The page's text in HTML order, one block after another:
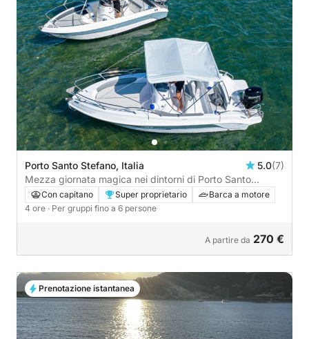
Porto Santo Stefano, Italia 5.0(7)
Mezza giornata magica nei dintorni di Porto Santo
Stefano per vivere la vera esperienza italiana
Con capitano Super proprietario
Barca a motore
4 ore · Per gruppi fino a 6 persone
A partire da 270 €
Prenotazione istantanea